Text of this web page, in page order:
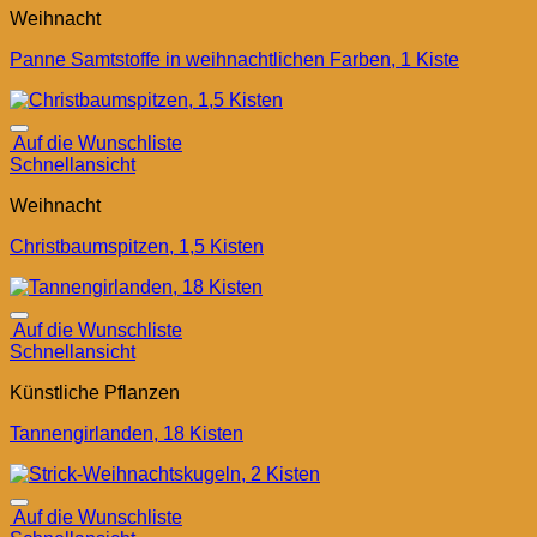
Weihnacht
Panne Samtstoffe in weihnachtlichen Farben, 1 Kiste
Auf die Wunschliste
Schnellansicht
Weihnacht
Christbaumspitzen, 1,5 Kisten
Auf die Wunschliste
Schnellansicht
Künstliche Pflanzen
Tannengirlanden, 18 Kisten
Auf die Wunschliste